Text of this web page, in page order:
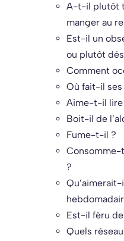
A-t-il plutôt
manger au
Est-il un
ou plutôt
Comment
Où fait-il ses
Aime-t-il lire
Boit-il de
Fume-t-il ?
?
Est-il féru
Quels